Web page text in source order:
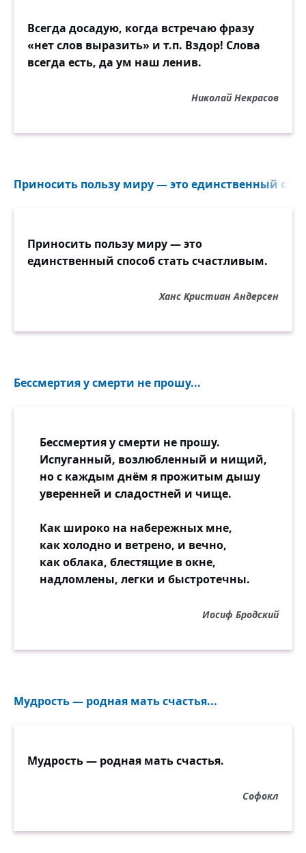
Всегда досадую, когда встречаю фразу
«нет слов выразить» и т.п. Вздор! Слова
всегда есть, да ум наш ленив.
Николай Некрасов
Приносить пользу миру — это единственный
Приносить пользу миру — это
единственный способ стать счастливым.
Ханс Кристиан Андерсен
Бессмертия у смерти не прошу...
Бессмертия у смерти не прошу.
Испуганный, возлюбленный и нищий,
но с каждым днём я прожитым дышу
уверенней и сладостней и чище.
Как широко на набережных мне,
как холодно и ветрено, и вечно,
как облака, блестящие в окне,
надломлены, легки и быстротечны.
Иосиф Бродский
Мудрость — родная мать счастья...
Мудрость — родная мать счастья.
Софокл